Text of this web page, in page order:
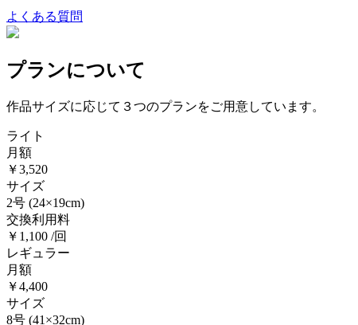
よくある質問
プランについて
作品サイズに応じて３つのプランをご用意しています。
ライト
月額
￥3,520
サイズ
2号 (24×19cm)
交換利用料
￥1,100 /回
レギュラー
月額
￥4,400
サイズ
8号 (41×32cm)